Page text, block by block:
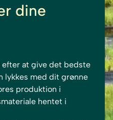
dine
at give det bedste
lykkes med dit grønne
produktion i
hentet i